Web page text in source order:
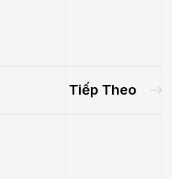
Tiếp Theo